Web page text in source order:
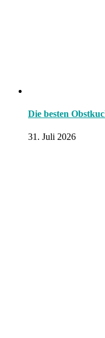
Die besten
31. Juli 2026